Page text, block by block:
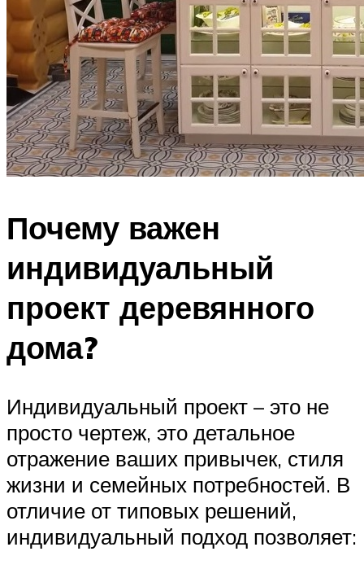
Почему важен
индивидуальный
проект деревянного
дома?
Индивидуальный проект – это не
просто чертеж, это детальное
отражение ваших привычек, стиля
жизни и семейных потребностей. В
отличие от типовых решений,
индивидуальный подход позволяет: